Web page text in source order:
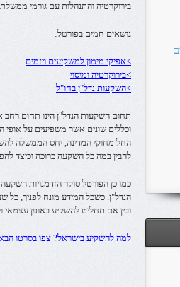
בירוקרטיה והתנהלות עם גורמי
נושאים חמים בפורטל:
>אפיקי מימון למשקיעים ויזמים
>בירוקרטיה ומיסוי
>השקעות נדל"ן בחו"ל
תחום השקעות הנדל"ן הינו תחום רחב
וכללים שונים אשר משפיעים על
להבין במה כל השקעה כרוכה וכיצד
כמו כן הפורטל סוקר הזדמנויות
הנדל"ן. כשכל המידע מונח לפניך,
ובין אם תחליט להשקיע באופן עצמאי
למה להשקיע בישראל? צפו בסרטו הבא